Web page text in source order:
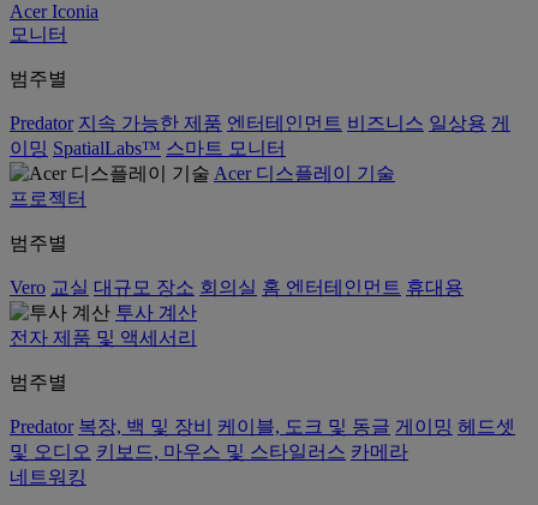
Acer Iconia
모니터
범주별
Predator 지속 가능한 제품 엔터테인먼트 비즈니스 일상용 게
이밍 SpatialLabs™ 스마트 모니터
Acer 디스플레이 기술
프로젝터
범주별
Vero 교실 대규모 장소 회의실 홈 엔터테인먼트 휴대용
투사 계산
전자 제품 및 액세서리
범주별
Predator 복장, 백 및 장비 케이블, 도크 및 동글 게이밍 헤드셋
및 오디오 키보드, 마우스 및 스타일러스 카메라
네트워킹